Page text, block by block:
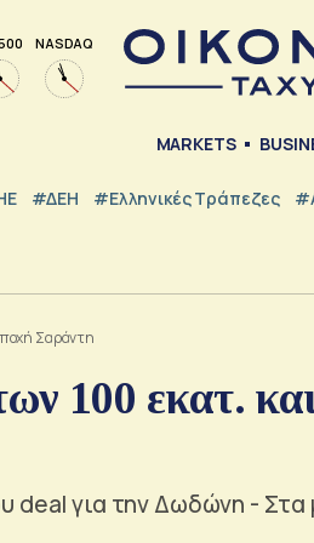
NASDAQ
MARKETS
#ΔΕΗ #ελληνικές Τράπεζες
Σαράντη
100 εκατ.
deal για την Δωδώνη - Στα